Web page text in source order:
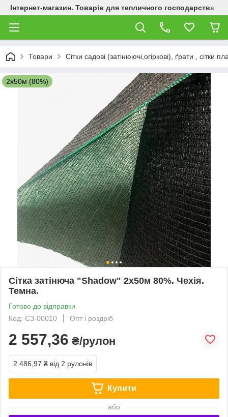
Інтернет-магазин. Товарів для тепличного господарства
Товари Сітки садові (затінюючі,огіркові), ґрати , сітки
2х50м (80%)
Сітка затінюча "Shadow" 2х50м 80%. Чехія.
Темна.
Готово до відправки
Код: СЗ-00010
Опт і роздріб
2 557,36 ₴/рулон
2 486,97 ₴ від 2 рулонів
Купити
або